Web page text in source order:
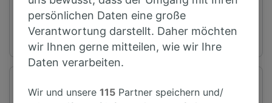
Fahrtzeit
Ab 1 Std 40 Min
Entfernung
84 km
persönlichen Daten eine große
Verantwortung darstellt. Daher möchten
wir Ihnen gerne mitteilen, wie wir Ihre
Daten verarbeiten.
Wir und unsere115 Partner speichern und/